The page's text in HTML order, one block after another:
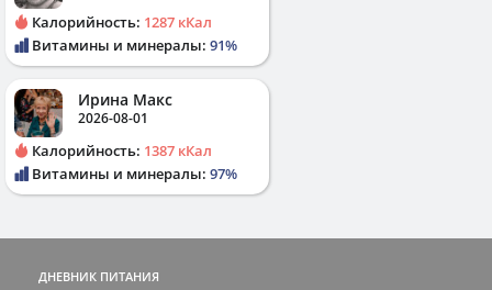
Калорийность: 1287 кКал
Витамины и минералы: 91%
Ирина Макс
2026-08-01
Калорийность: 1387 кКал
Витамины и минералы: 97%
ДНЕВНИК ПИТАНИЯ